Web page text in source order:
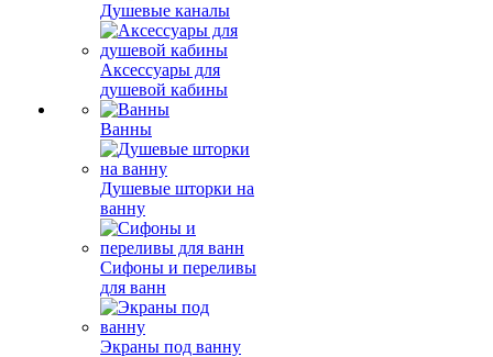
Душевые каналы
Аксессуары для
душевой кабины
Ванны
Душевые шторки на
ванну
Сифоны и переливы
для ванн
Экраны под ванну